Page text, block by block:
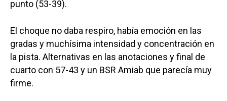
punto (53-39).
El choque no daba respiro, había emoción en las
gradas y muchísima intensidad y concentración en
la pista. Alternativas en las anotaciones y final de
cuarto con 57-43 y un BSR Amiab que parecía muy
firme.